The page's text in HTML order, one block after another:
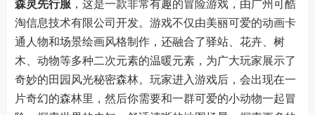
森灵先行服 ，这是一款非常有趣的冒险游戏，由广州可酷
淘信息技术有限公司开发。游戏不仅由美丽可爱的动画卡
通人物和场景绘画风格制作，还融合了驿站、花卉、树
木、动物等多种二次元素的温暖元素，为广大玩家展示了
奇妙的田园风光秘密森林。玩家进入游戏后，会出现在一
片奇幻的森林里，然后你需要和一群可爱的小动物一起冒